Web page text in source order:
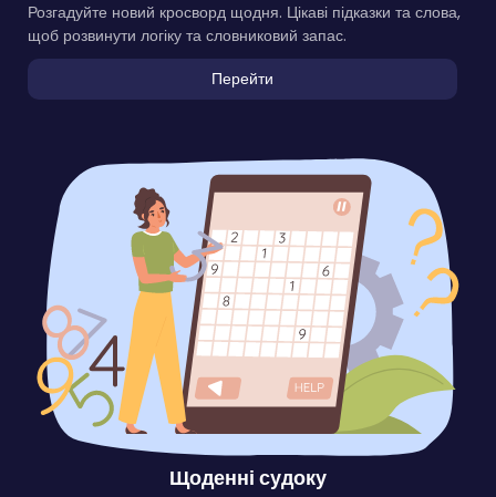
Розгадуйте новий кросворд щодня. Цікаві підказки та слова,
щоб розвинути логіку та словниковий запас.
Перейти
Щоденні судоку